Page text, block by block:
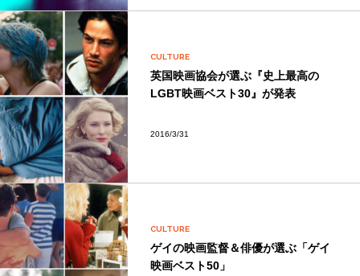
CULTURE
英国映画協会が選ぶ『史上最高の
LGBT映画ベスト30』が発表
2016/3/31
CULTURE
ゲイの映画監督＆俳優が選ぶ「ゲイ
映画ベスト50」